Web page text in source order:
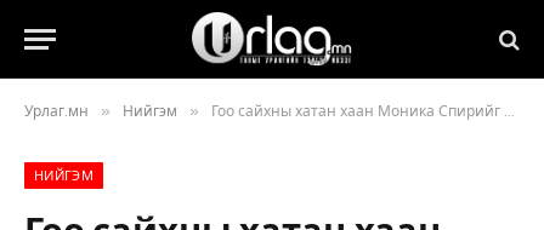
Урлаг.мн » Нийгэм » Гоо сайхны хатан хаан Моника Спирийг хөнөөсөн хэрэгтнүүдэд ял оноожээ
НИЙГЭМ